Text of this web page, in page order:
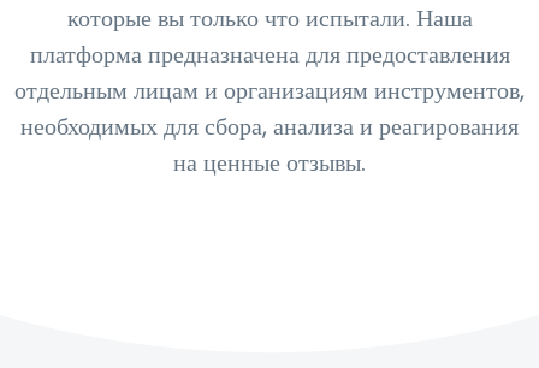
которые вы только что испытали. Наша
платформа предназначена для предоставления
отдельным лицам и организациям инструментов,
необходимых для сбора, анализа и реагирования
на ценные отзывы.